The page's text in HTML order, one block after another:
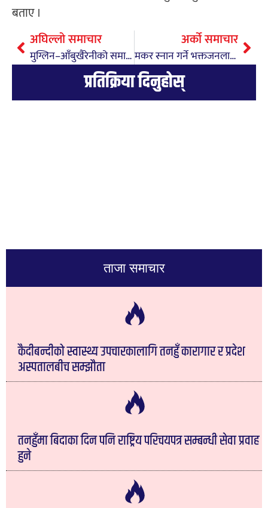
बताए ।
अघिल्लो समाचार
मुग्लिन–आँबुखैरेनीको समानान्तर सडक रेखाङ्कन स्वीकृत
अर्को समाचार
मकर स्नान गर्ने भक्तजनलाई कालीगन्डकीमा निशुल्क र्याफ्टिङ
प्रतिक्रिया दिनुहोस्
ताजा समाचार
कैदीबन्दीको स्वास्थ्य उपचारकालागि तनहुँ कारागार र प्रदेश
अस्पतालबीच सम्झौता
तनहुँमा बिदाका दिन पनि राष्ट्रिय परिचयपत्र सम्बन्धी सेवा प्रवाह
हुने